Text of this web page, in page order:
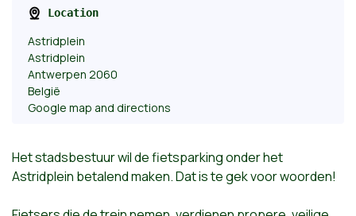
Location
Astridplein
Astridplein
Antwerpen 2060
België
Google map and directions
Het stadsbestuur wil de fietsparking onder het
Astridplein betalend maken. Dat is te gek voor woorden!